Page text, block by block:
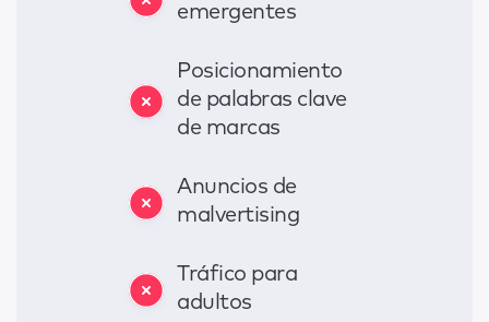
emergentes
Posicionamiento
de palabras clave
de marcas
Anuncios de
malvertising
Tráfico para
adultos